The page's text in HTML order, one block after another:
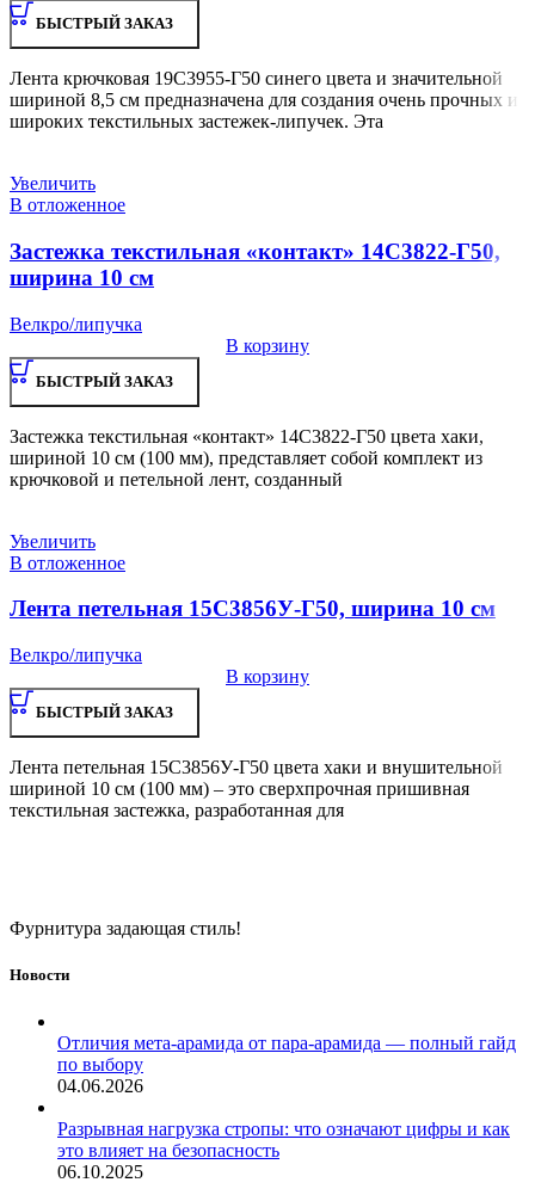
БЫСТРЫЙ ЗАКАЗ
Лента крючковая 19С3955-Г50 синего цвета и значительной
шириной 8,5 см предназначена для создания очень прочных и
широких текстильных застежек-липучек. Эта
Увеличить
В отложенное
Застежка текстильная «контакт» 14С3822-Г50,
ширина 10 см
Велкро/липучка
В корзину
БЫСТРЫЙ ЗАКАЗ
Застежка текстильная «контакт» 14С3822-Г50 цвета хаки,
шириной 10 см (100 мм), представляет собой комплект из
крючковой и петельной лент, созданный
Увеличить
В отложенное
Лента петельная 15С3856У-Г50, ширина 10 см
Велкро/липучка
В корзину
БЫСТРЫЙ ЗАКАЗ
Лента петельная 15С3856У-Г50 цвета хаки и внушительной
шириной 10 см (100 мм) – это сверхпрочная пришивная
текстильная застежка, разработанная для
Фурнитура задающая стиль!
Новости
Отличия мета-арамида от пара-арамида — полный гайд
по выбору
04.06.2026
Разрывная нагрузка стропы: что означают цифры и как
это влияет на безопасность
06.10.2025